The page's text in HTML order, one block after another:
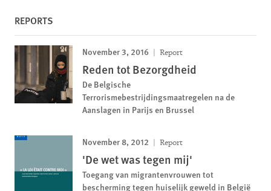
REPORTS
November 3, 2016 Report
Reden tot Bezorgdheid
De Belgische
Terrorismebestrijdingsmaatregelen na de
Aanslagen in Parijs en Brussel
November 8, 2012 Report
'De wet was tegen mij'
Toegang van migrantenvrouwen tot
bescherming tegen huiselijk geweld in België